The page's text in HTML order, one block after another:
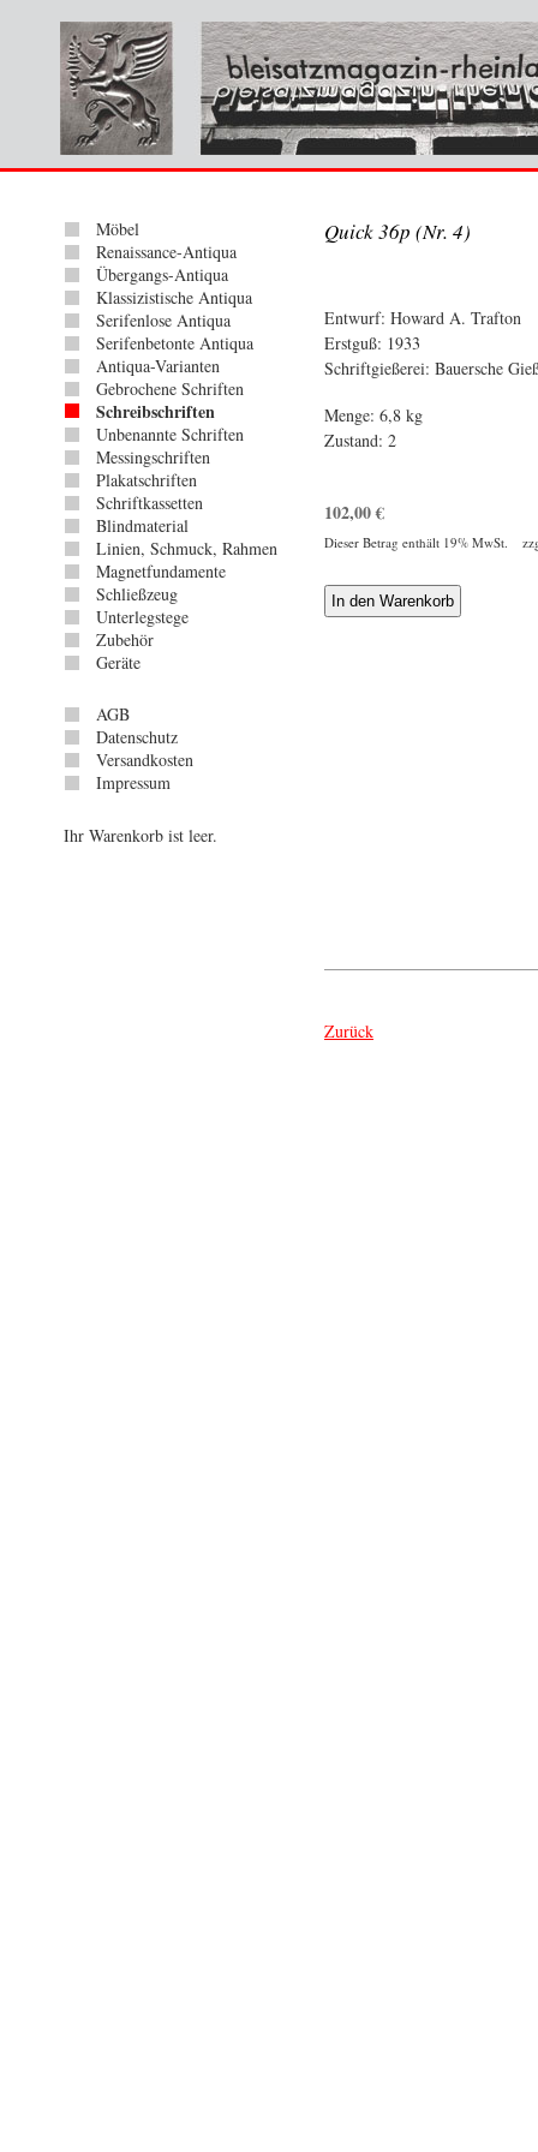
Möbel
Renaissance-Antiqua
Übergangs-Antiqua
Klassizistische Antiqua
Serifenlose Antiqua
Serifenbetonte Antiqua
Antiqua-Varianten
Gebrochene Schriften
Schreibschriften
Unbenannte Schriften
Messingschriften
Plakatschriften
Schriftkassetten
Blindmaterial
Linien, Schmuck, Rahmen
Magnetfundamente
Schließzeug
Unterlegstege
Zubehör
Geräte
AGB
Datenschutz
Versandkosten
Impressum
Ihr Warenkorb ist leer.
Quick 36p (Nr. 4)
Entwurf: Howard A. Trafton
Erstguß: 1933
Schriftgießerei: Bauersche
Menge: 6,8 kg
Zustand: 2
102,00€
Dieser Betrag enthält 19% MwSt.
Zurück